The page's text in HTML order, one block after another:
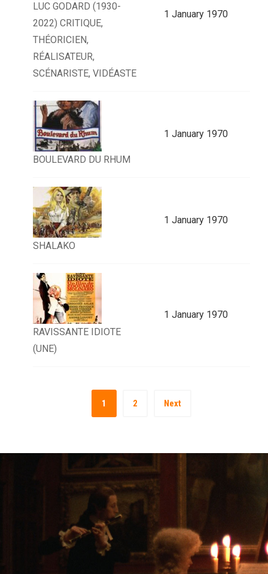
LUC GODARD (1930-
2022) CRITIQUE,
THÉORICIEN,
RÉALISATEUR,
SCÉNARISTE, VIDÉASTE
1 January 1970
BOULEVARD DU RHUM
1 January 1970
SHALAKO
1 January 1970
RAVISSANTE IDIOTE
(UNE)
1 January 1970
1 2 Next